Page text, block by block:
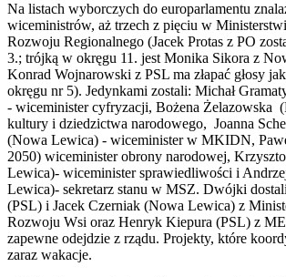
Na listach wyborczych do europarlamentu
wiceministrów, aż trzech z pięciu w
Rozwoju Regionalnego (Jacek Protas z PO
3.; trójką w okręgu 11. jest Monika Sikora z
Konrad Wojnarowski z PSL ma złapać głosy
okręgu nr 5). Jedynkami zostali: Michał
- wiceminister cyfryzacji, Bożena Żelazowska
kultury i dziedzictwa narodowego, Joanna
(Nowa Lewica) - wiceminister w MKIDN,
2050) wiceminister obrony narodowej,
Lewica)- wiceminister sprawiedliwości i
Lewica)- sekretarz stanu w MSZ. Dwójki
(PSL) i Jacek Czerniak (Nowa Lewica) z
Rozwoju Wsi oraz Henryk Kiepura (PSL) z
zapewne odejdzie z rządu. Projekty, które
zaraz wakacje.